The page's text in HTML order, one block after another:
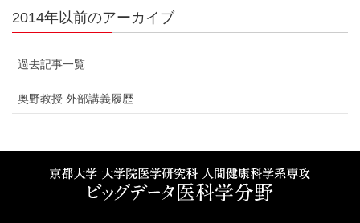
2014年以前のアーカイブ
過去記事一覧
奥野教授 外部講義履歴